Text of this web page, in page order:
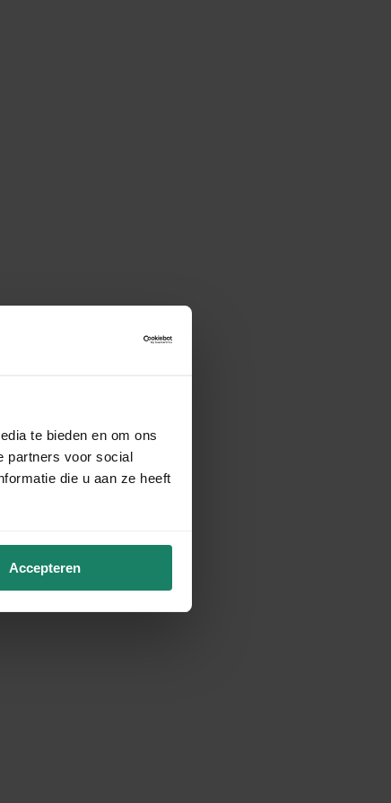
te bieden en om ons
partners voor social
die u aan ze heeft
Accepteren